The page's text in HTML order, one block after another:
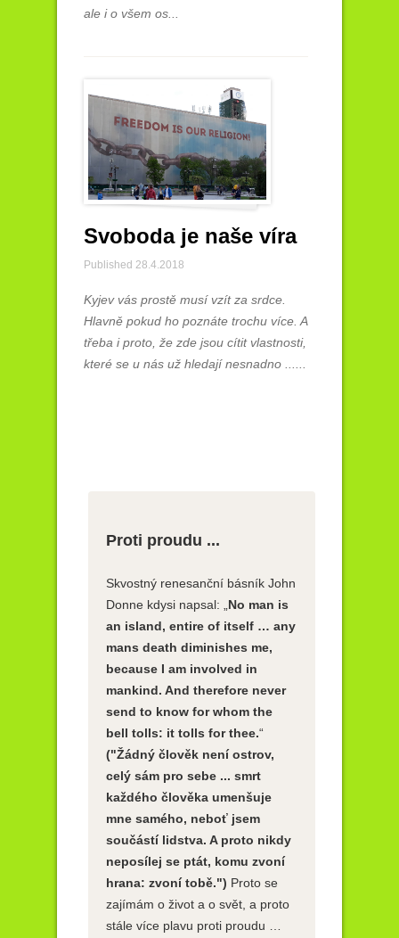
ale i o všem os...
Svoboda je naše víra
Published 28.4.2018
Kyjev vás prostě musí vzít za srdce.
Hlavně pokud ho poznáte trochu více. A
třeba i proto, že zde jsou cítit vlastnosti,
které se u nás už hledají nesnadno ......
Proti proudu ...
Skvostný renesanční básník John
Donne kdysi napsal: „ No man is
an island, entire of itself … any
mans death diminishes me,
because I am involved in
mankind. And therefore never
send to know for whom the
bell tolls: it tolls for thee.“
("Žádný člověk není ostrov,
celý sám pro sebe ... smrt
každého člověka umenšuje
mne samého, neboť jsem
součástí lidstva. A proto nikdy
neposílej se ptát, komu zvoní
hrana: zvoní tobě.") Proto se
zajímám o život a o svět, a proto
stále více plavu proti proudu …